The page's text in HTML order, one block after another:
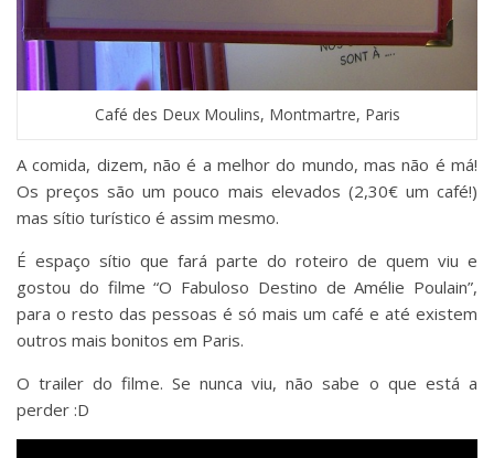
Café des Deux Moulins, Montmartre, Paris
A comida, dizem, não é a melhor do mundo, mas não é má!
Os preços são um pouco mais elevados (2,30€ um café!)
mas sítio turístico é assim mesmo.
É espaço sítio que fará parte do roteiro de quem viu e
gostou do filme “O Fabuloso Destino de Amélie Poulain”,
para o resto das pessoas é só mais um café e até existem
outros mais bonitos em Paris.
O trailer do filme. Se nunca viu, não sabe o que está a
perder :D